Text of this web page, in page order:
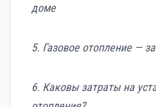
доме
5. Газовое отопление —
6. Каковы затраты на